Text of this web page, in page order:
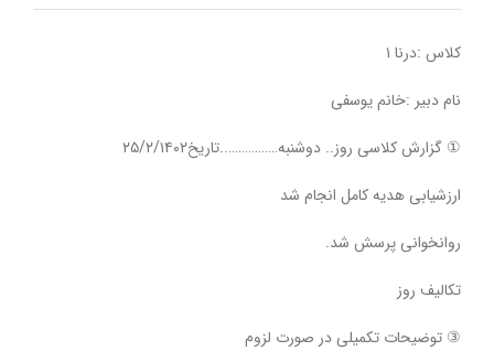
۱۴۰۲/۲/۲۵کلاس :درنا ۱
نام دبیر :خانم یوسفی
① گزارش کلاسی روز.. دوشنبه……………..تاریخ۲۵/۲/۱۴۰۲
ارزشیابی هدیه کامل انجام شد
روانخوانی پرسش شد.
تکالیف روز
③ توضیحات تکمیلی در صورت لزوم